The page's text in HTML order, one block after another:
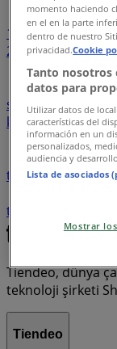
1
...
2
456
kokulu mum
süzme peynir
koltuk
makyaj
sosis
led tv
meyve
sünger
tenis
topuklu
tonik
Tiendeo, dünya
teknoloji şirketi
Tiendeo
momento haciendo
en el en la parte
dentro de nuestro
privacidad.Cookie
Tanto nosotros
datos para
Utilizar datos de
características del
información en un
personalizados,
audiencia y
Lista de asociados
Mostrar